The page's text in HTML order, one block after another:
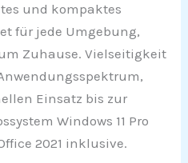
und kompaktes
für jede Umgebung,
Zuhause. Vielseitigkeit
Einsatz bis zur
Windows 11 Pro
2021 inklusive.